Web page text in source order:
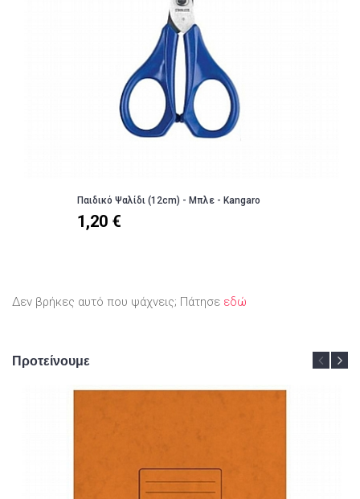
Παιδικό Ψαλίδι (12cm) - Μπλε - Kangaro
1,20 €
Δεν βρήκες αυτό που ψάχνεις; Πάτησε εδώ
Προτείνουμε